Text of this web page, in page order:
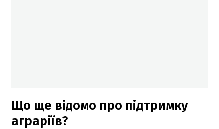
Що ще відомо про підтримку
аграріїв?